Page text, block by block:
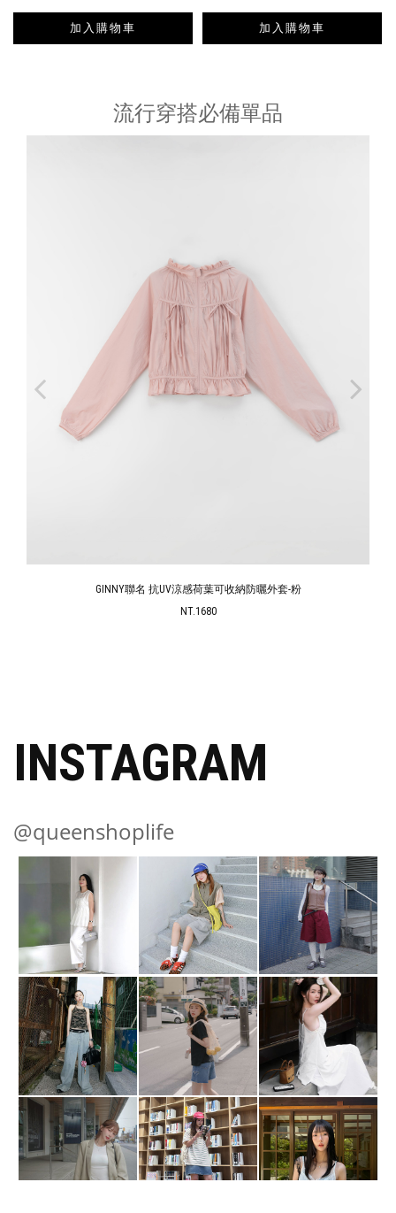
加入購物車 加入購物車
流行穿搭必備單品
GINNY聯名 抗UV涼感荷葉可收納防曬外套-粉
NT.1680
INSTAGRAM
@queenshoplife